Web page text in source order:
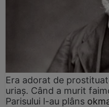
Era adorat de
uriaș. Când a murit
Parisului l-au plâns